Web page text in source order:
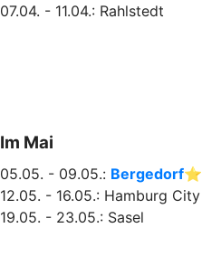
07.04. - 11.04.: Rahlstedt
Im Mai
05.05. - 09.05.: Bergedorf⭐
12.05. - 16.05.: Hamburg City
19.05. - 23.05.: Sasel